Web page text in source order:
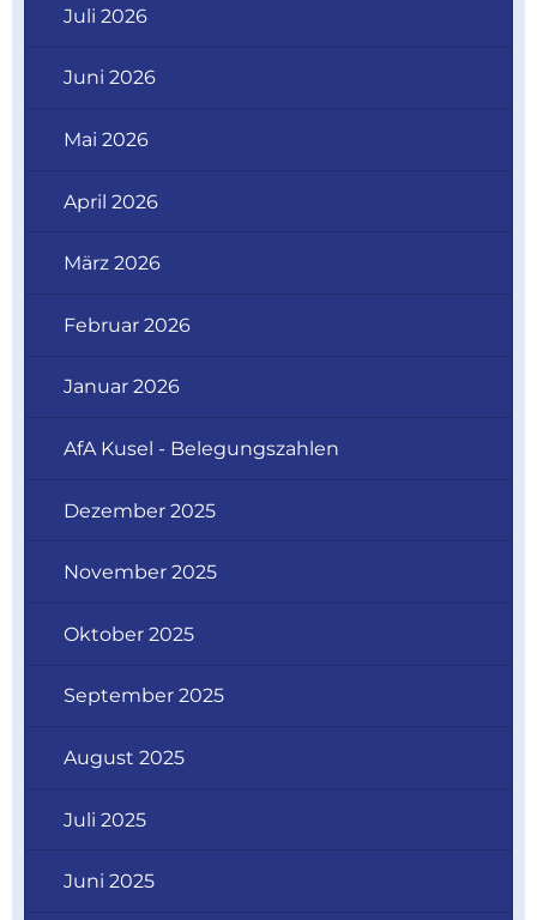
Juli 2026
Juni 2026
Mai 2026
April 2026
März 2026
Februar 2026
Januar 2026
AfA Kusel - Belegungszahlen
Dezember 2025
November 2025
Oktober 2025
September 2025
August 2025
Juli 2025
Juni 2025